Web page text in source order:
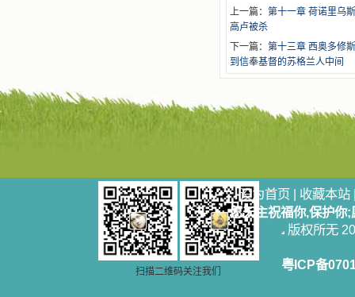
上一篇： 第十一章 荷诺里乌
高卢被杀
下一篇： 第十三章 西奥多修
到信奉基督的苏格兰人中间
扫描二维码关注我们
设为首页 | 收藏本站
愿天主祝福你,保护你
版权所无
粤ICP备